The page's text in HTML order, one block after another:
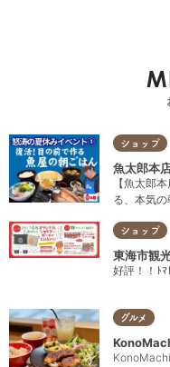
ショップ
魚太郎本
【魚太郎
る、本気
ショップ
東海市観
好評！！ﾄﾏ
グルメ